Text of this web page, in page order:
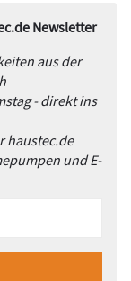
Newsletter
aus der
- direkt ins
haustec.de
und E-